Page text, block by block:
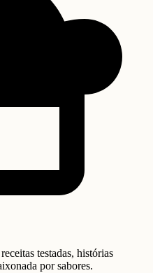
testadas, histórias
por sabores.